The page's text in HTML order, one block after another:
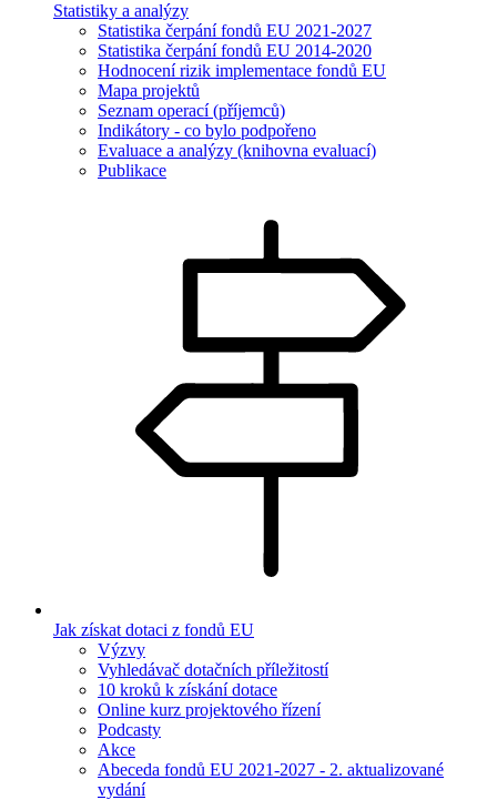
Statistiky a analýzy
Statistika čerpání fondů EU 2021-2027
Statistika čerpání fondů EU 2014-2020
Hodnocení rizik implementace fondů EU
Mapa projektů
Seznam operací (příjemců)
Indikátory - co bylo podpořeno
Evaluace a analýzy (knihovna evaluací)
Publikace
Jak získat dotaci z fondů EU
Výzvy
Vyhledávač dotačních příležitostí
10 kroků k získání dotace
Online kurz projektového řízení
Podcasty
Akce
Abeceda fondů EU 2021-2027 - 2. aktualizované
vydání